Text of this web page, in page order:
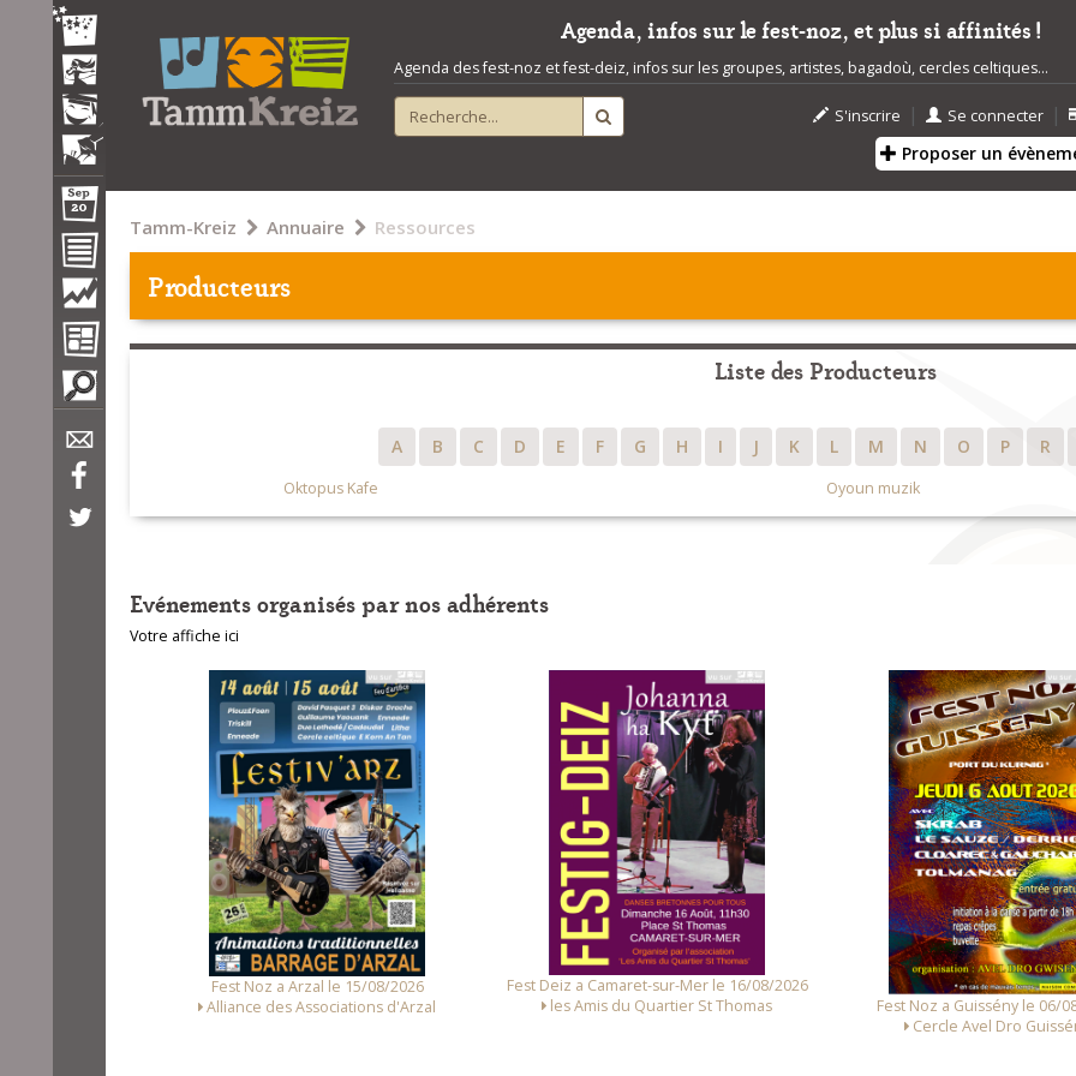
Agenda, infos sur le fest-noz, et plus si affinités !
Agenda des fest-noz et fest-deiz, infos sur les groupes, artistes, bagadoù, cercles celtiques...
S'inscrire | Se connecter |
Proposer un
Tamm-Kreiz Annuaire Ressources
Producteurs
Liste des Producteurs
A B C D E F G H I J K L M N O P R
Oktopus Kafe Oyoun muzik
Evénements organisés par nos adhérents
Votre affiche ici
Fest Noz a Arzal le 15/08/2026
Alliance des Associations d'Arzal
Fest Deiz a Camaret-sur-Mer le 16/08/2026
les Amis du Quartier St Thomas
Fest Noz a Guissény le 06/
Cercle Avel Dro